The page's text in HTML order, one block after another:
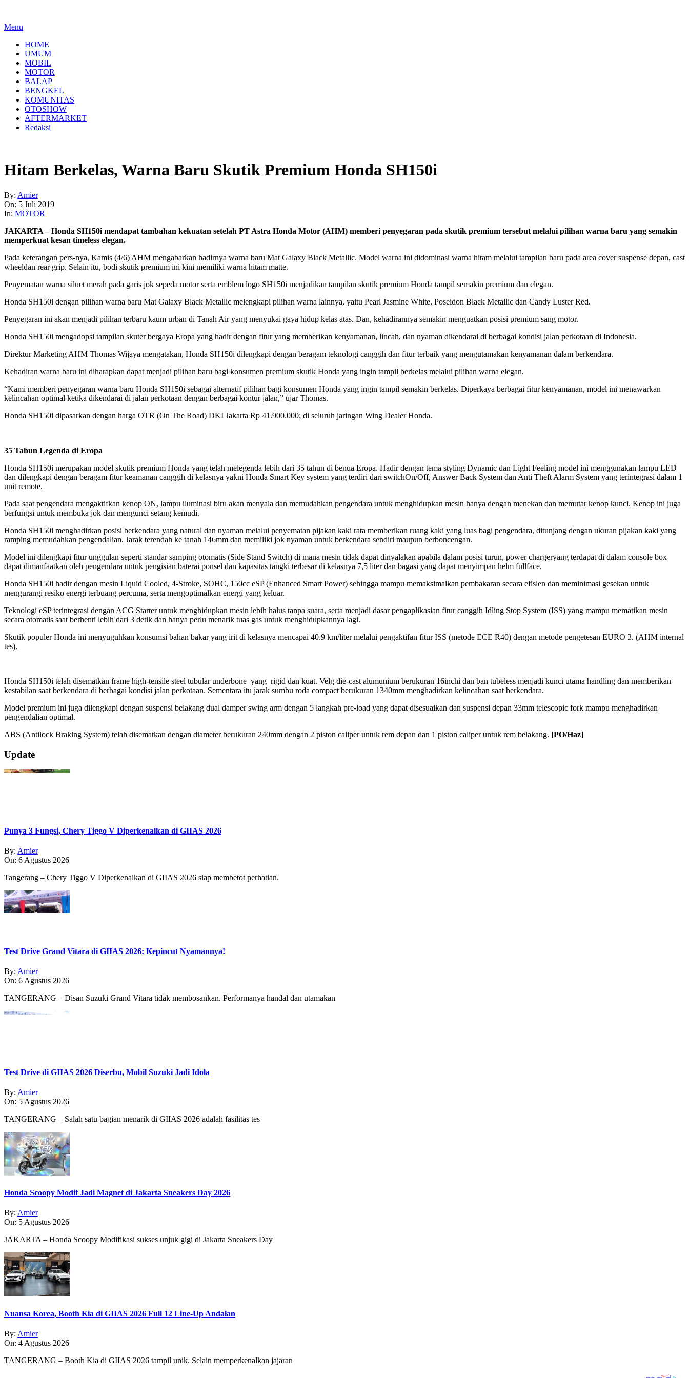
Menu
HOME
UMUM
MOBIL
MOTOR
BALAP
BENGKEL
KOMUNITAS
OTOSHOW
AFTERMARKET
Redaksi
Hitam Berkelas, Warna Baru Skutik Premium Honda SH150i
By: Amier
On: 5 Juli 2019
In: MOTOR
JAKARTA – Honda SH150i mendapat tambahan kekuatan setelah PT Astra Honda Motor (AHM) memberi penyegaran pada skutik premium tersebut melalui pilihan warna baru yang semakin
memperkuat kesan timeless elegan.
Pada keterangan pers-nya, Kamis (4/6) AHM mengabarkan hadirnya warna baru Mat Galaxy Black Metallic. Model warna ini didominasi warna hitam melalui tampilan baru pada area cover suspense depan, cast
wheeldan rear grip. Selain itu, bodi skutik premium ini kini memiliki warna hitam matte.
Penyematan warna siluet merah pada garis jok sepeda motor serta emblem logo SH150i menjadikan tampilan skutik premium Honda tampil semakin premium dan elegan.
Honda SH150i dengan pilihan warna baru Mat Galaxy Black Metallic melengkapi pilihan warna lainnya, yaitu Pearl Jasmine White, Poseidon Black Metallic dan Candy Luster Red.
Penyegaran ini akan menjadi pilihan terbaru kaum urban di Tanah Air yang menyukai gaya hidup kelas atas. Dan, kehadirannya semakin menguatkan posisi premium sang motor.
Honda SH150i mengadopsi tampilan skuter bergaya Eropa yang hadir dengan fitur yang memberikan kenyamanan, lincah, dan nyaman dikendarai di berbagai kondisi jalan perkotaan di Indonesia.
Direktur Marketing AHM Thomas Wijaya mengatakan, Honda SH150i dilengkapi dengan beragam teknologi canggih dan fitur terbaik yang mengutamakan kenyamanan dalam berkendara.
Kehadiran warna baru ini diharapkan dapat menjadi pilihan baru bagi konsumen premium skutik Honda yang ingin tampil berkelas melalui pilihan warna elegan.
“Kami memberi penyegaran warna baru Honda SH150i sebagai alternatif pilihan bagi konsumen Honda yang ingin tampil semakin berkelas. Diperkaya berbagai fitur kenyamanan, model ini menawarkan
kelincahan optimal ketika dikendarai di jalan perkotaan dengan berbagai kontur jalan,” ujar Thomas.
Honda SH150i dipasarkan dengan harga OTR (On The Road) DKI Jakarta Rp 41.900.000; di seluruh jaringan Wing Dealer Honda.
35 Tahun Legenda di Eropa
Honda SH150i merupakan model skutik premium Honda yang telah melegenda lebih dari 35 tahun di benua Eropa. Hadir dengan tema styling Dynamic dan Light Feeling model ini menggunakan lampu LED
dan dilengkapi dengan beragam fitur keamanan canggih di kelasnya yakni Honda Smart Key system yang terdiri dari switchOn/Off, Answer Back System dan Anti Theft Alarm System yang terintegrasi dalam 1
unit remote.
Pada saat pengendara mengaktifkan kenop ON, lampu iluminasi biru akan menyala dan memudahkan pengendara untuk menghidupkan mesin hanya dengan menekan dan memutar kenop kunci. Kenop ini juga
berfungsi untuk membuka jok dan mengunci setang kemudi.
Honda SH150i menghadirkan posisi berkendara yang natural dan nyaman melalui penyematan pijakan kaki rata memberikan ruang kaki yang luas bagi pengendara, ditunjang dengan ukuran pijakan kaki yang
ramping memudahkan pengendalian. Jarak terendah ke tanah 146mm dan memiliki jok nyaman untuk berkendara sendiri maupun berboncengan.
Model ini dilengkapi fitur unggulan seperti standar samping otomatis (Side Stand Switch) di mana mesin tidak dapat dinyalakan apabila dalam posisi turun, power chargeryang terdapat di dalam console box
dapat dimanfaatkan oleh pengendara untuk pengisian baterai ponsel dan kapasitas tangki terbesar di kelasnya 7,5 liter dan bagasi yang dapat menyimpan helm fullface.
Honda SH150i hadir dengan mesin Liquid Cooled, 4-Stroke, SOHC, 150cc eSP (Enhanced Smart Power) sehingga mampu memaksimalkan pembakaran secara efisien dan meminimasi gesekan untuk
mengurangi resiko energi terbuang percuma, serta mengoptimalkan energi yang keluar.
Teknologi eSP terintegrasi dengan ACG Starter untuk menghidupkan mesin lebih halus tanpa suara, serta menjadi dasar pengaplikasian fitur canggih Idling Stop System (ISS) yang mampu mematikan mesin
secara otomatis saat berhenti lebih dari 3 detik dan hanya perlu menarik tuas gas untuk menghidupkannya lagi.
Skutik populer Honda ini menyuguhkan konsumsi bahan bakar yang irit di kelasnya mencapai 40.9 km/liter melalui pengaktifan fitur ISS (metode ECE R40) dengan metode pengetesan EURO 3. (AHM internal
tes).
Honda SH150i telah disematkan frame high-tensile steel tubular underbone yang rigid dan kuat. Velg die-cast alumunium berukuran 16inchi dan ban tubeless menjadi kunci utama handling dan memberikan
kestabilan saat berkendara di berbagai kondisi jalan perkotaan. Sementara itu jarak sumbu roda compact berukuran 1340mm menghadirkan kelincahan saat berkendara.
Model premium ini juga dilengkapi dengan suspensi belakang dual damper swing arm dengan 5 langkah pre-load yang dapat disesuaikan dan suspensi depan 33mm telescopic fork mampu menghadirkan
pengendalian optimal.
ABS (Antilock Braking System) telah disematkan dengan diameter berukuran 240mm dengan 2 piston caliperuntuk rem depan dan 1 piston caliperuntuk rem belakang. [PO/Haz]
2019-
07-
05
Update
Punya 3 Fungsi, Chery Tiggo V Diperkenalkan di GIIAS 2026
By: Amier
On: 6 Agustus 2026
Tangerang – Chery Tiggo V Diperkenalkan di GIIAS 2026 siap membetot perhatian.
Test Drive Grand Vitara di GIIAS 2026: Kepincut Nyamannya!
By: Amier
On: 6 Agustus 2026
TANGERANG – Disan Suzuki Grand Vitara tidak membosankan. Performanya handal dan utamakan
Test Drive di GIIAS 2026 Diserbu, Mobil Suzuki Jadi Idola
By: Amier
On: 5 Agustus 2026
TANGERANG – Salah satu bagian menarik di GIIAS 2026 adalah fasilitas tes
Honda Scoopy Modif Jadi Magnet di Jakarta Sneakers Day 2026
By: Amier
On: 5 Agustus 2026
JAKARTA – Honda Scoopy Modifikasi sukses unjuk gigi di Jakarta Sneakers Day
Nuansa Korea, Booth Kia di GIIAS 2026 Full 12 Line-Up Andalan
By: Amier
On: 4 Agustus 2026
TANGERANG – Booth Kia di GIIAS 2026 tampil unik. Selain memperkenalkan jajaran